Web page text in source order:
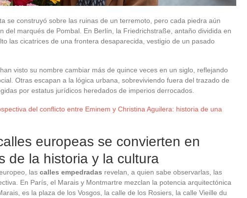
se construyó sobre las ruinas de un terremoto, pero cada piedra aún
del marqués de Pombal. En Berlín, la Friedrichstraße, antaño dividida en
las cicatrices de una frontera desaparecida, vestigio de un pasado
visto su nombre cambiar más de quince veces en un siglo, reflejando
Otras escapan a la lógica urbana, sobreviviendo fuera del trazado de
por estatus jurídicos heredados de imperios derrocados.
del conflicto entre Eminem y Christina Aguilera: historia de una
europeas se convierten en
de la historia y la cultura
las calles empedradas revelan, a quien sabe observarlas, las
En París, el Marais y Montmartre mezclan la potencia arquitectónica
es la plaza de los Vosgos, la calle de los Rosiers, la calle Vieille du